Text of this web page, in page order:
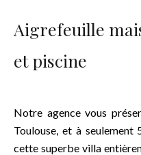
Aigrefeuille
et piscine
Notre agence vous
Toulouse, et à seulement
cette superbe villa